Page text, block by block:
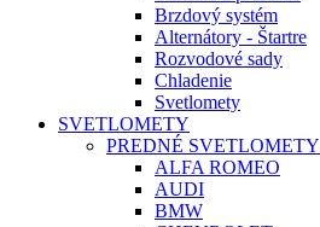
Brzdový systém
Alternátory - Štartre
Rozvodové sady
Chladenie
Svetlomety
SVETLOMETY
PREDNÉ SVETLOMETY
ALFA ROMEO
AUDI
BMW